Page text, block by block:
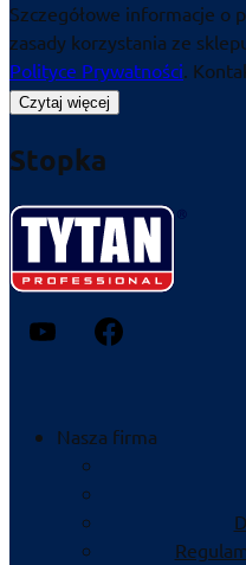
Szczegółowe informacje o
zasady korzystania ze
Polityce Prywatności.
Czytaj więcej
Stopka
Nasza firma